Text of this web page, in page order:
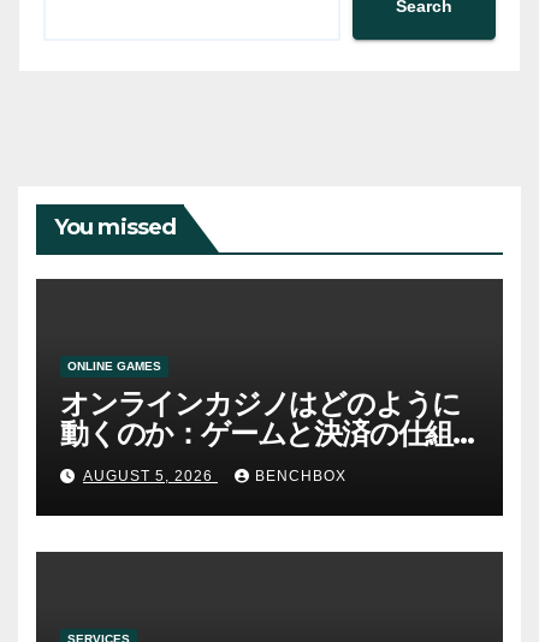
Search
You missed
ONLINE GAMES
オンラインカジノはどのように
動くのか：ゲームと決済の仕組
みAUGUST 5, 2026 BENCHBOX
SERVICES